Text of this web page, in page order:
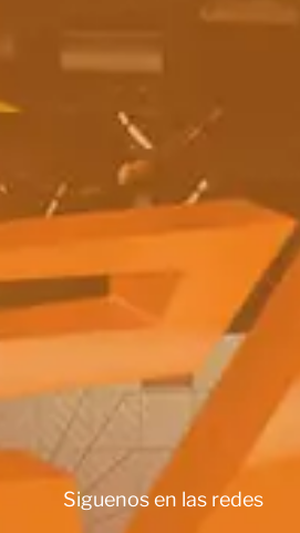
Siguenos en las redes